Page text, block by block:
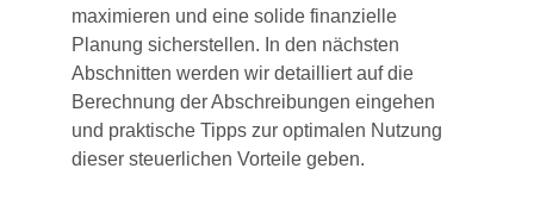
maximieren und eine solide finanzielle
Planung sicherstellen. In den nächsten
Abschnitten werden wir detailliert auf die
Berechnung der Abschreibungen eingehen
und praktische Tipps zur optimalen Nutzung
dieser steuerlichen Vorteile geben.